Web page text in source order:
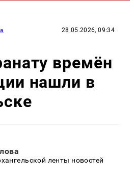
28.05.2026, 09:34
времён
нашли в
ленты новостей